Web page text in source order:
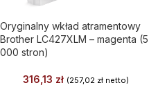
Oryginalny wkład atramentowy
Brother LC427XLM – magenta (5
000 stron)
316,13 zł (257,02 zł netto)